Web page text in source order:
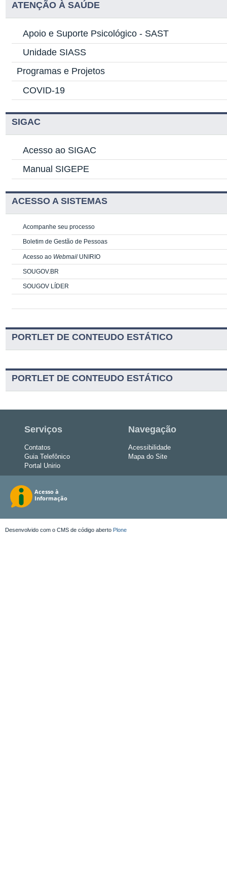
ATENÇÃO À SAÚDE
Apoio e Suporte Psicológico - SAST
Unidade SIASS
Programas e Projetos
COVID-19
SIGAC
Acesso ao SIGAC
Manual SIGEPE
ACESSO A SISTEMAS
Acompanhe seu processo
Boletim de Gestão de Pessoas
Acesso ao Webmail UNIRIO
SOUGOV.BR
SOUGOV LÍDER
PORTLET DE CONTEUDO ESTÁTICO
PORTLET DE CONTEUDO ESTÁTICO
Serviços
Contatos
Guia Telefônico
Portal Unirio
Navegação
Acessibilidade
Mapa do Site
Desenvolvido com o CMS de código aberto Plone